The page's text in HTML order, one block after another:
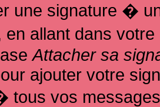
une signature �
allant dans
Attacher sa
ajouter votre
tous vos